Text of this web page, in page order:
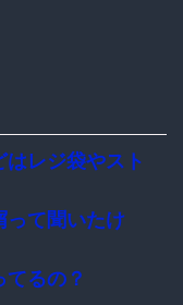
レジ袋やスト
って聞いたけ
るの？